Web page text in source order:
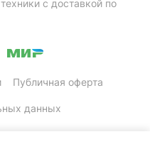
с доставкой по
Публичная оферта
данных